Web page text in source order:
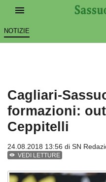
NOTIZIE
Cagliari-
formazioni:
Ceppitelli
24.08.2018 13:56 di SN
VEDI LETTURE